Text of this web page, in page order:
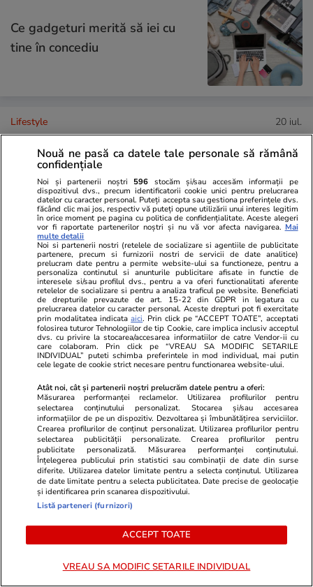
Ce gadgeturi merită să iei cu
tine în concediu
Lifestyle 20 iul.
Ce este agar-agar și cum se
utilizează
Știri România 11:49
Constantin Covaciu, membru al
staff-ului medical Dinamo a
murit și Adrian Ropotan este
internat cu fractură, după
accidentul din Câmpulung
Muscel
Știri România 11:39
Val de cădură în București, până
pe 4 august. Duminică, ITU
atinge pragul critic
Știri România
Nouă ne pasă ca datele tale personale să rămână
confidențiale
Noi și partenerii noștri 596 stocăm și/sau accesăm informații pe
dispozitivul dvs., precum identificatorii cookie unici pentru prelucrarea
datelor cu caracter personal. Puteți accepta sau gestiona preferințele dvs.
făcând clic mai jos, respectiv vă puteți opune utilizării unui interes legitim
în orice moment pe pagina cu politica de confidențialitate. Aceste alegeri
vor fi raportate partenerilor noștri și nu vă vor afecta navigarea. Mai
multe detalii
Noi si partenerii nostri (retelele de socializare si agentiile de publicitate
partenere, precum si furnizorii nostri de servicii de date analitice)
prelucram date pentru a permite website-ului sa functioneze, pentru a
personaliza continutul si anunturile publicitare afisate in functie de
interesele si/sau profilul dvs., pentru a va oferi functionalitati aferente
retelelor de socializare si pentru a analiza traficul pe website. Beneficiati
de drepturile prevazute de art. 15-22 din GDPR in legatura cu
prelucrarea datelor cu caracter personal. Aceste drepturi pot fi exercitate
prin modalitatea indicataaici. Prin click pe “ACCEPT TOATE”, acceptati
folosirea tuturor Tehnologiilor de tip Cookie, care implica inclusiv acceptul
dvs. cu privire la stocarea/accesarea informatiilor de catre Vendor-ii cu
care colaboram. Prin click pe “VREAU SA MODIFIC SETARILE
INDIVIDUAL” puteti schimba preferintele in mod individual, mai putin
cele legate de cookie strict necesare pentru functionarea website-ului.
Atât noi, cât și partenerii noștri prelucrăm datele pentru a oferi:
Măsurarea performanței reclamelor. Utilizarea profilurilor pentru
selectarea conținutului personalizat. Stocarea și/sau accesarea
informațiilor de pe un dispozitiv. Dezvoltarea și îmbunătățirea serviciilor.
Crearea profilurilor de conținut personalizat. Utilizarea profilurilor pentru
selectarea publicității personalizate. Crearea profilurilor pentru
publicitate personalizată. Măsurarea performanței conținutului.
Înțelegerea publicului prin statistici sau combinații de date din surse
diferite. Utilizarea datelor limitate pentru a selecta conținutul. Utilizarea
de date limitate pentru a selecta publicitatea. Date precise de geolocație
și identificarea prin scanarea dispozitivului.
Listă parteneri (furnizori)
ACCEPT TOATE
VREAU SA MODIFIC SETARILE INDIVIDUAL